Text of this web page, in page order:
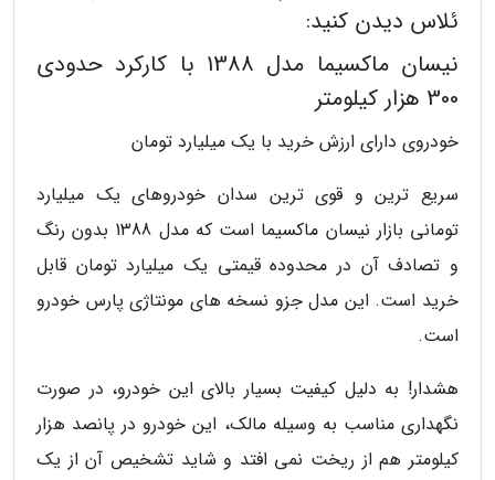
ئلاس دیدن کنید:
نیسان ماکسیما مدل 1388 با کارکرد حدودی
300 هزار کیلومتر
خودروی دارای ارزش خرید با یک میلیارد تومان
سریع ترین و قوی ترین سدان خودروهای یک میلیارد
تومانی بازار نیسان ماکسیما است که مدل 1388 بدون رنگ
و تصادف آن در محدوده قیمتی یک میلیارد تومان قابل
خرید است. این مدل جزو نسخه های مونتاژی پارس خودرو
است.
هشدار! به دلیل کیفیت بسیار بالای این خودرو، در صورت
نگهداری مناسب به وسیله مالک، این خودرو در پانصد هزار
کیلومتر هم از ریخت نمی افتد و شاید تشخیص آن از یک